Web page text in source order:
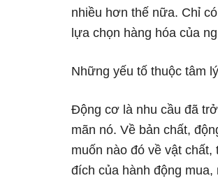
nhiều hơn thế nữa. Chỉ
lựa chọn hàng hóa của
Những yếu tố thuộc tâm
Động cơ là nhu cầu đã
mãn nó. Về bản chất,
muốn nào đó về vật
đích của hành động